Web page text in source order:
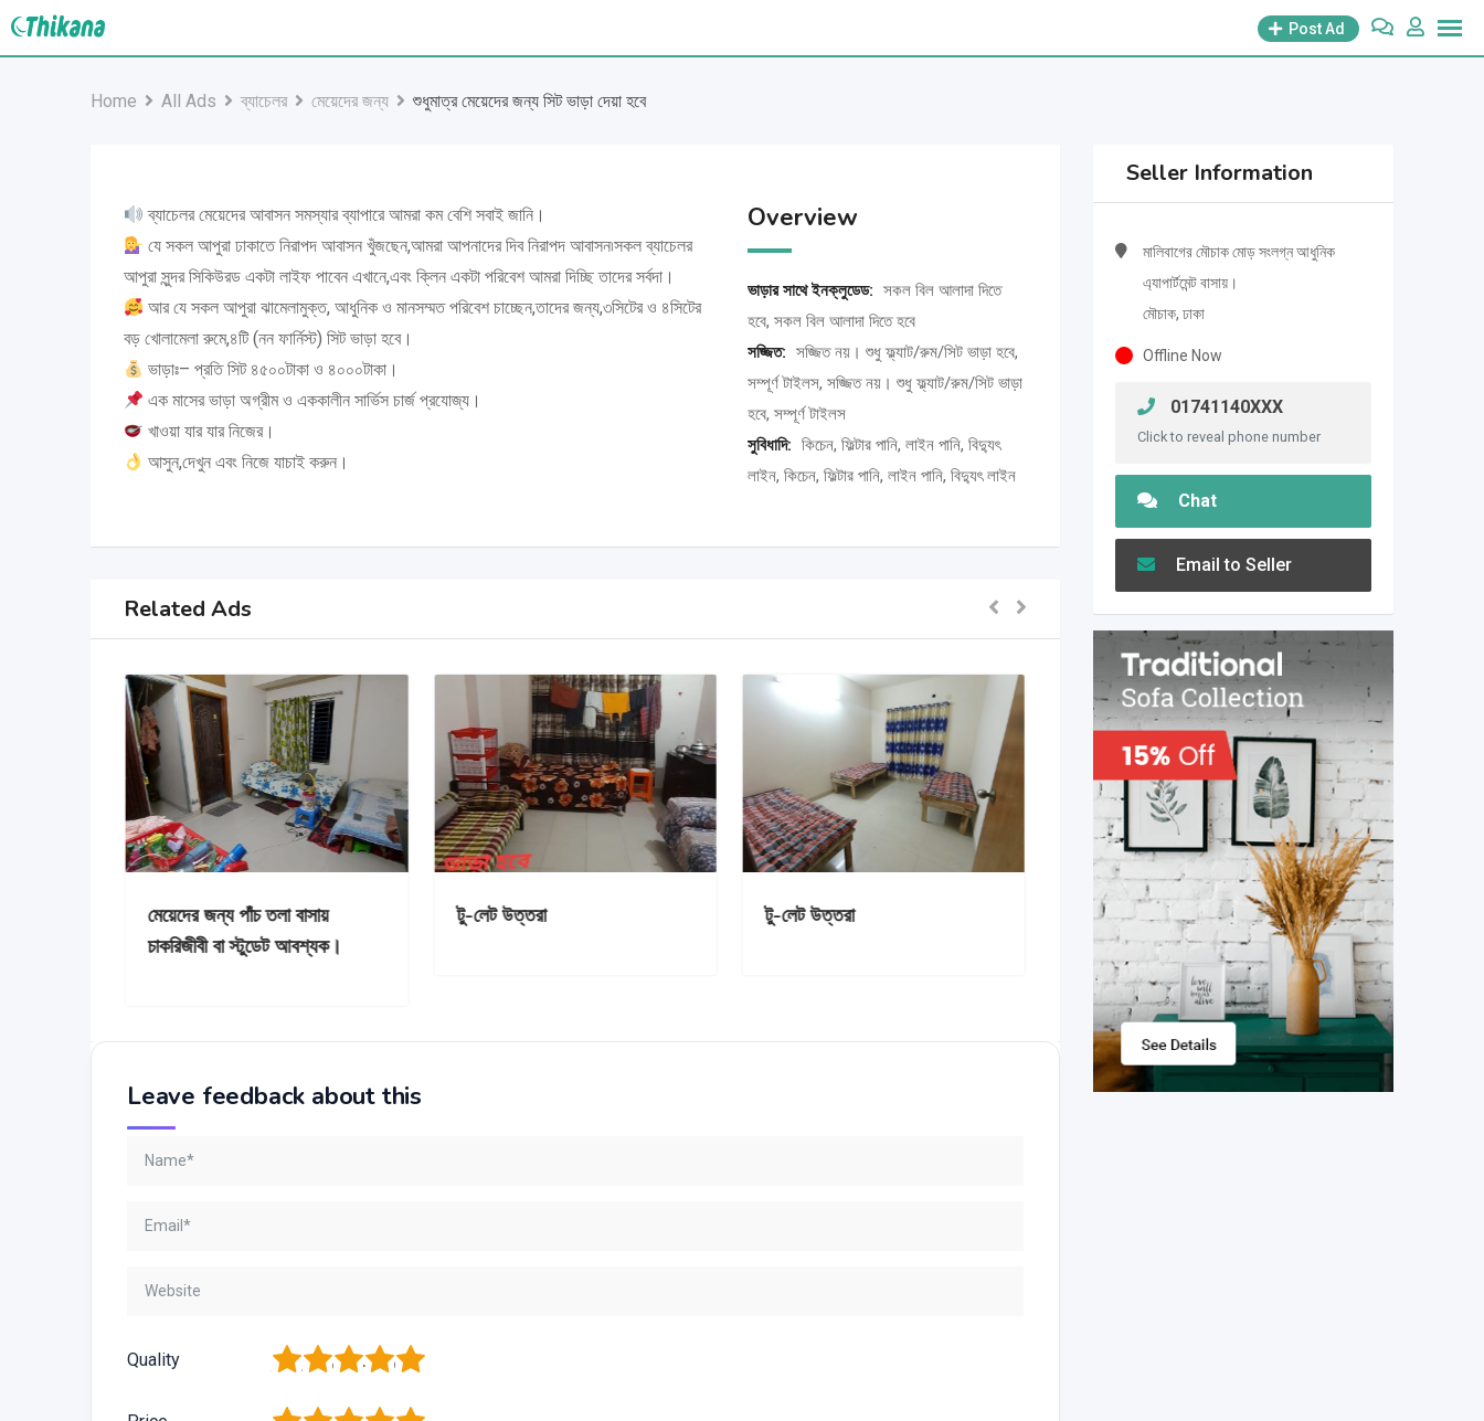
Skip
Post Ad
Home All Ads ব্যাচেলর মেয়েদের জন্য শুধুমাত্র মেয়েদের জন্য সিট ভাড়া দেয়া হবে
ব্যাচেলর মেয়েদের আবাসন সমস্যার ব্যাপারে আমরা কম বেশি সবাই জানি।
যে সকল আপুরা ঢাকাতে নিরাপদ আবাসন খুঁজছেন,আমরা আপনাদের দিব নিরাপদ আবাসন৷সকল ব্যাচেলর
আপুরা সুন্দর সিকিউরড একটা লাইফ পাবেন এখানে,এবং ক্লিন একটা পরিবেশ আমরা দিচ্ছি তাদের সর্বদা।
আর যে সকল আপুরা ঝামেলামুক্ত, আধুনিক ও মানসম্মত পরিবেশ চাচ্ছেন,তাদের জন্য,৩সিটের ও ৪সিটের
বড় খোলামেলা রুমে,৪টি (নন ফার্নিস্ট) সিট ভাড়া হবে।
ভাড়াঃ– প্রতি সিট ৪৫০০টাকা ও ৪০০০টাকা।
এক মাসের ভাড়া অগ্রীম ও এককালীন সার্ভিস চার্জ প্রযোজ্য।
খাওয়া যার যার নিজের।
আসুন,দেখুন এবং নিজে যাচাই করুন।
Overview
ভাড়ার সাথে ইনক্লুডেড: সকল বিল আলাদা দিতে
হবে, সকল বিল আলাদা দিতে হবে
সজ্জিত: সজ্জিত নয়। শুধু ফ্ল্যাট/রুম/সিট ভাড়া হবে,
সম্পূর্ণ টাইলস, সজ্জিত নয়। শুধু ফ্ল্যাট/রুম/সিট ভাড়া
হবে, সম্পূর্ণ টাইলস
সুবিধাদি: কিচেন, ফিল্টার পানি, লাইন পানি, বিদ্যুৎ
লাইন, কিচেন, ফিল্টার পানি, লাইন পানি, বিদ্যুৎ লাইন
Related Ads
মেয়েদের ফ্ল্যাটে সীট ভাড়া হবে।
মেয়েদের জন্য পাঁচ তলা বাসায়
টু-লেট উত্তরা টু-লেট উত্তরা
Leave feedback about this
Quality 5
4
3
2
Seller Information
মালিবাগের মৌচাক মোড় সংলগ্ন আধুনিক
এ্যাপার্টমেন্ট বাসায়।
মৌচাক, ঢাকা
Offline Now
01741140XXX
Click to reveal phone number
Chat
Email to Seller